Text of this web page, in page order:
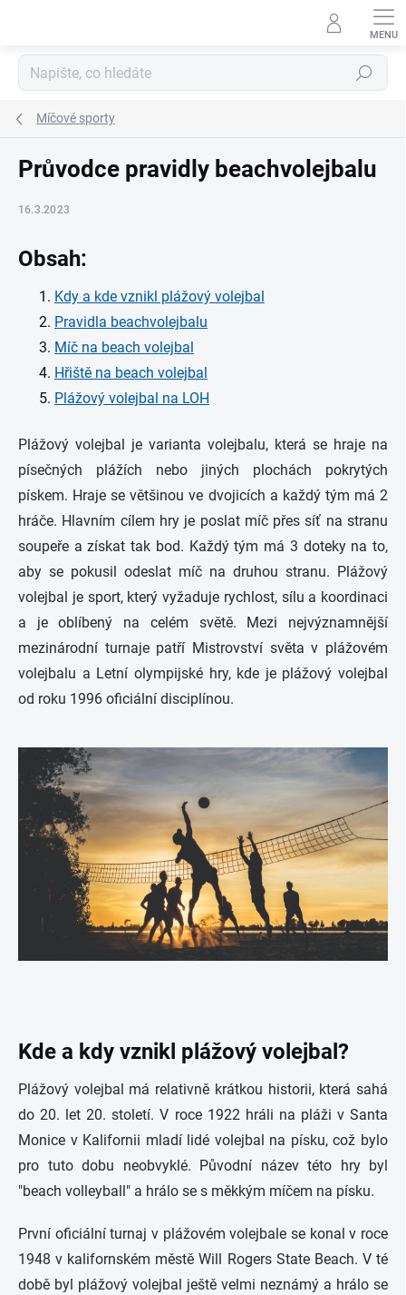
Hledat
Míčové sporty
Průvodce pravidly beachvolejbalu
16.3.2023
Obsah:
Kdy a kde vznikl plážový volejbal
Pravidla beachvolejbalu
Míč na beach volejbal
Hřiště na beach volejbal
Plážový volejbal na LOH
Plážový volejbal je varianta volejbalu, která se hraje na
písečných plážích nebo jiných plochách pokrytých
pískem. Hraje se většinou ve dvojicích a každý tým má 2
hráče. Hlavním cílem hry je poslat míč přes síť na stranu
soupeře a získat tak bod. Každý tým má 3 doteky na to,
aby se pokusil odeslat míč na druhou stranu. Plážový
volejbal je sport, který vyžaduje rychlost, sílu a koordinaci
a je oblíbený na celém světě. Mezi nejvýznamnější
mezinárodní turnaje patří Mistrovství světa v plážovém
volejbalu a Letní olympijské hry, kde je plážový volejbal
od roku 1996 oficiální disciplínou.
Kde a kdy vznikl plážový volejbal?
Plážový volejbal má relativně krátkou historii, která sahá
do 20. let 20. století. V roce 1922 hráli na pláži v Santa
Monice v Kalifornii mladí lidé volejbal na písku, což bylo
pro tuto dobu neobvyklé. Původní název této hry byl
"beach volleyball" a hrálo se s měkkým míčem na písku.
První oficiální turnaj v plážovém volejbale se konal v roce
1948 v kalifornském městě Will Rogers State Beach. V té
době byl plážový volejbal ještě velmi neznámý a hrálo se